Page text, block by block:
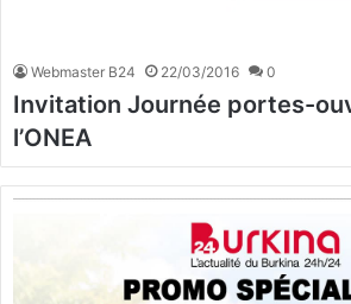
Webmaster B24 22/03/2016 0
Invitation Journée portes-
l’ONEA